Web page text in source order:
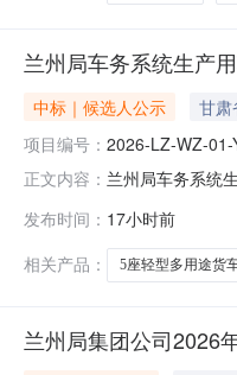
兰州局车务系统生产
中标｜候选人公示 甘肃
项目编号： 2026-LZ-WZ-01-
正文内容： 兰州局车务系统
月23日至2026
发布时间： 17小时前
相关产品：
5座轻型多用途货
兰州局集团公司2026